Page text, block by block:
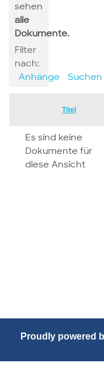
sehen
alle
Dokumente.
Filter
nach:
Anhänge
Suchen
Titel
Es sind keine
Dokumente für
diese Ansicht
Proudly powered